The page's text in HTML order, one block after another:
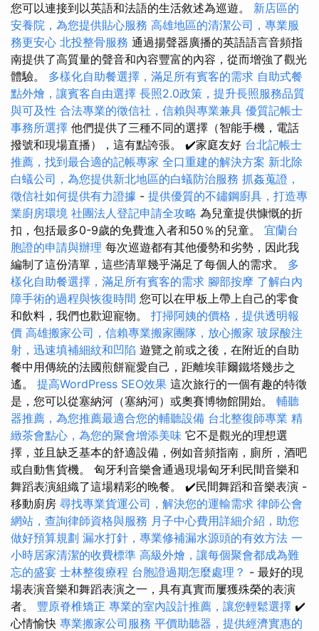
您可以連接到以英語和法語的生活敘述為巡遊。 新店區的
安養院，為您提供貼心服務 高雄地區的清潔公司，專業服
務更安心 北投整骨服務 通過揚聲器廣播的英語語言音頻指
南提供了高質量的聲音和內容豐富的內容，從而增強了觀光
體驗。 多樣化自助餐選擇，滿足所有賓客的需求 自助式餐
點外燴，讓賓客自由選擇 長照2.0政策，提升長照服務品質
與可及性 合法專業的徵信社，信賴與專業兼具 優質記帳士
事務所選擇 他們提供了三種不同的選擇（智能手機，電話
撥號和現場直播），這有點誇張。 ✔️家庭友好 台北記帳士
推薦，找到最合適的記帳專家 全口重建的解決方案 新北除
白蟻公司，為您提供新北地區的白蟻防治服務 抓姦蒐證，
徵信社如何提供有力證據 - 提供優質的不鏽鋼廚具，打造專
業廚房環境 社團法人登記申請全攻略 為兒童提供慷慨的折
扣，包括最多0-9歲的免費進入者和50％的兒童。 宜蘭台
胞證的申請與辦理 每次巡遊都有其他優勢和劣勢，因此我
編制了這份清單，這些清單幾乎滿足了每個人的需求。 多
樣化自助餐選擇，滿足所有賓客的需求 腳部按摩 了解白內
障手術的過程與恢復時間 您可以在甲板上帶上自己的零食
和飲料，我們也歡迎寵物。 打掃阿姨的價格，提供透明報
價 高雄搬家公司，信賴專業搬家團隊，放心搬家 玻尿酸注
射，迅速填補細紋和凹陷 遊覽之前或之後，在附近的自助
餐中用傳統的法國煎餅寵愛自己，距離埃菲爾鐵塔幾步​​之
遙。 提高WordPress SEO效果 這次旅行的一個有趣的特徵
是，您可以從塞納河（塞納河）或奧賽博物館開始。 輔聽
器推薦，為您推薦最適合您的輔聽設備 台北整復師專業 精
緻茶會點心，為您的聚會增添美味 它不是觀光的理想選
擇，並且缺乏基本的舒適設備，例如音頻指南，廁所，酒吧
或自動售貨機。 匈牙利音樂會通過現場匈牙利民間音樂和
舞蹈表演組織了這場精彩的晚餐。 ✔️民間舞蹈和音樂表演 -
移動廚房 尋找專業貨運公司，解決您的運輸需求 律師公會
網站，查詢律師資格與服務 月子中心費用詳細介紹，助您
做好預算規劃 漏水打針，專業修補漏水源頭的有效方法 一
小時居家清潔的收費標準 高級外燴，讓每個聚會都成為難
忘的盛宴 士林整復療程 台胞證過期怎麼處理？ - 最好的現
場表演音樂和舞蹈表演之一，具有真實而屢獲殊榮的表演
者。 豐原脊椎矯正 專業的室內設計推薦，讓您輕鬆選擇 ✔️
心情愉快 專業搬家公司服務 平價助聽器，提供經濟實惠的